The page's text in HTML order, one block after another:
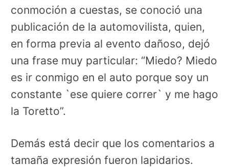
conmoción a cuestas, se conoció una
publicación de la automovilista, quien,
en forma previa al evento dañoso, dejó
una frase muy particular: “Miedo? Miedo
es ir conmigo en el auto porque soy un
constante `ese quiere correr` y me hago
la Toretto”.
Demás está decir que los comentarios a
tamaña expresión fueron lapidarios.